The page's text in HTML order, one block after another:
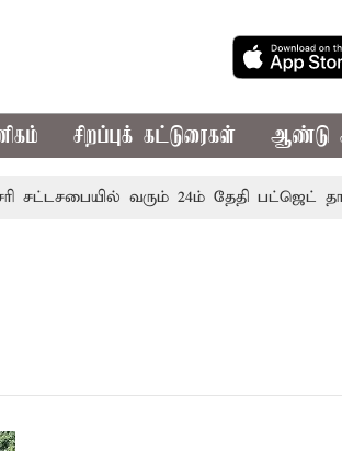
சிறப்புக் கட்டுரைகள் ஆண்டு
சட்டசபையில் வரும் 24ம் தேதி பட்ஜெட்